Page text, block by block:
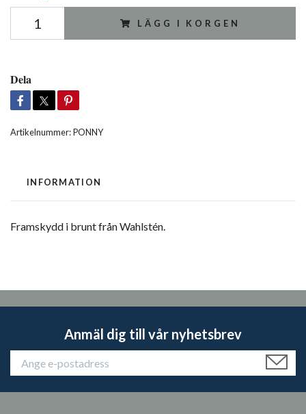
LÄGG I KORGEN
Dela
Artikelnummer:PONNY
INFORMATION
Framskydd i brunt från Wahlstén.
Anmäl dig till vår nyhetsbrev